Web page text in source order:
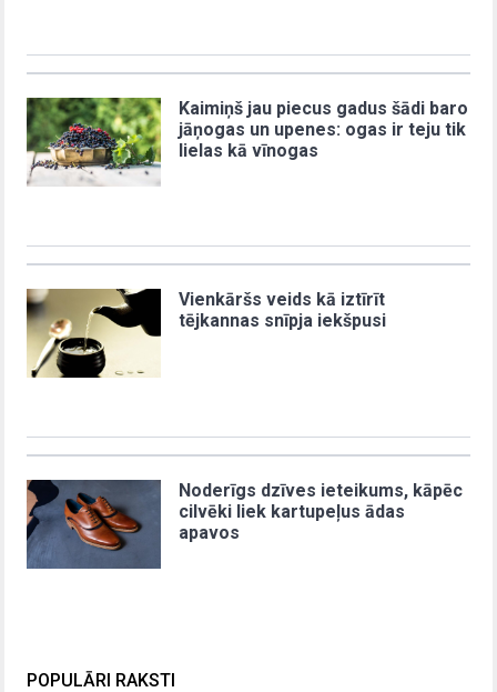
Kaimiņš jau piecus gadus šādi baro
jāņogas un upenes: ogas ir teju tik
lielas kā vīnogas
Vienkāršs veids kā iztīrīt
tējkannas snīpja iekšpusi
Noderīgs dzīves ieteikums, kāpēc
cilvēki liek kartupeļus ādas
apavos
POPULĀRI RAKSTI